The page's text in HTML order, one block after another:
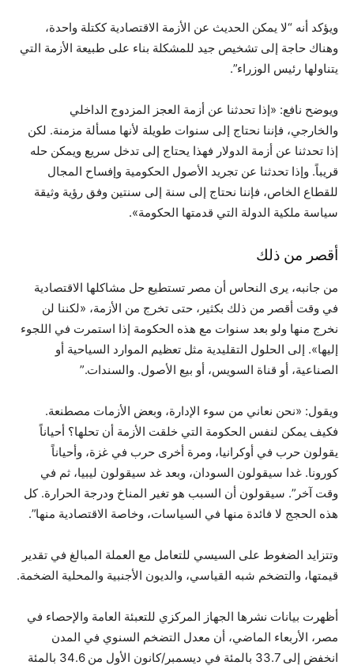
ويؤكد أنه “لا يمكن الحديث عن الأزمة الاقتصادية ككتلة واحدة،
وهناك حاجة إلى تشخيص جيد للمشكلة بناء على طبيعة الأزمة التي
يتناولها رئيس الوزراء”.
ويوضح نافع: «إذا تحدثنا عن أزمة العجز المزدوج الداخلي
والخارجي، فإننا نحتاج إلى سنوات طويلة لأنها مسألة مزمنة. لكن
إذا تحدثنا عن أزمة الدولار فهذا يحتاج إلى تدخل سريع ويمكن حله
قريباً. وإذا تحدثنا عن تجريد الأصول الحكومية وإفساح المجال
للقطاع الخاص، فإننا نحتاج إلى سنة إلى سنتين وفق رؤية وثيقة
سياسة ملكية الدولة التي قدمتها الحكومة».
أقصر من ذلك
من جانبه، يرى النحاس أن مصر تستطيع حل مشاكلها الاقتصادية
في وقت أقصر من ذلك بكثير، حتى تخرج من الأزمة، «لكننا لن
نخرج منها ولو بعد سنوات مع هذه الحكومة إذا استمرت في اللجوء
إليها». إلى الحلول التقليدية مثل تعظيم الموارد السياحية أو
الصناعية، أو قناة السويس، أو بيع الأصول. والسندات.”
ويقول: «نحن نعاني من سوء الإدارة، وبعض الأزمات مصطنعة.
فكيف يمكن لنفس الحكومة التي خلقت الأزمة أن تحلها؟ أحياناً
يقولون حرب في أوكرانيا، ومرة ​​أخرى حرب في غزة، وأحياناً
كورونا. غدا سيقولون السودان، وبعد غد سيقولون ليبيا، ثم في
وقت آخر”. سيقولون أن السبب هو تغير المناخ ودرجة الحرارة. كل
هذه الحجج لا فائدة منها في السياسات، وخاصة الاقتصادية منها”.
وتتزايد الضغوط على السيسي للتعامل مع العملة المبالغ في تقدير
قيمتها، والتضخم شبه القياسي، والديون الأجنبية والمحلية الضخمة.
أظهرت بيانات نشرها الجهاز المركزي للتعبئة العامة والإحصاء في
مصر، الأربعاء الماضي، أن معدل التضخم السنوي في المدن
انخفض إلى 33.7 بالمئة في ديسمبر/كانون الأول من 34.6 بالمئة